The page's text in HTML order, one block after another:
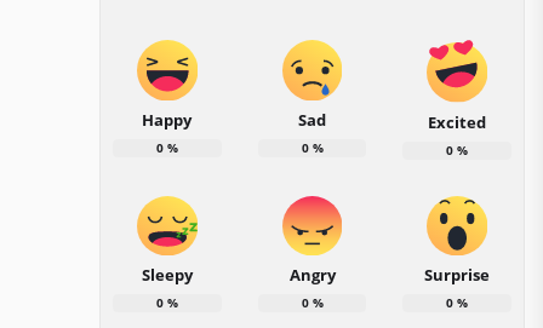
Happy
0%
Sad
0%
Excited
0 %
Sleepy
0%
Angry
0%
Surprise
0 %